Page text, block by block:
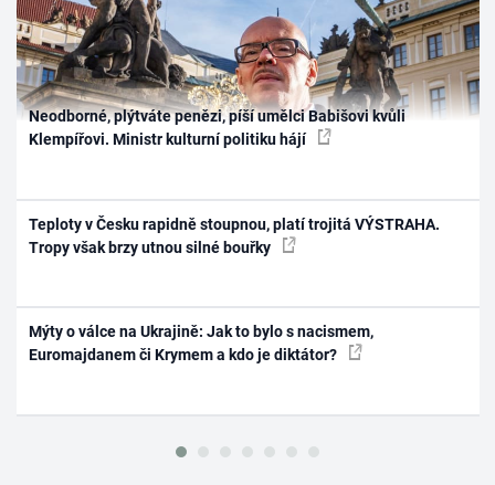
Neodborné, plýtváte penězi, píší umělci Babišovi kvůli
Klempířovi. Ministr kulturní politiku hájí
Teploty v Česku rapidně stoupnou, platí trojitá VÝSTRAHA.
Tropy však brzy utnou silné bouřky
Mýty o válce na Ukrajině: Jak to bylo s nacismem,
Euromajdanem či Krymem a kdo je diktátor?